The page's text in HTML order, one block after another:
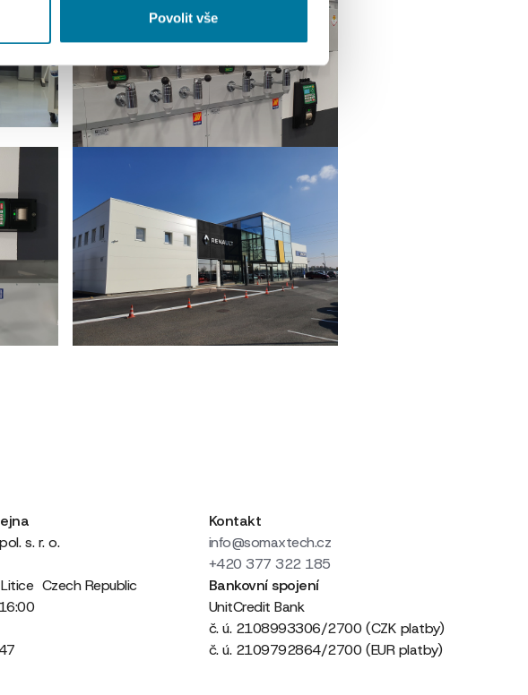
nebo které získali v důsledku toho, že
Povolit vše
s. r. o.
Czech Republic
Kontakt
info@somaxtech.cz
+420 377 322 185
Bankovní spojení
UnitCredit Bank
č. ú. 2108993306/2700 (CZK platby)
č. ú. 2109792864/2700 (EUR platby)